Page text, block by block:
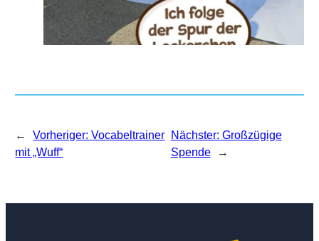
← Vorheriger:Vocabeltrainer
mit „Wuff“
Nächster: Großzügige
Spende
→